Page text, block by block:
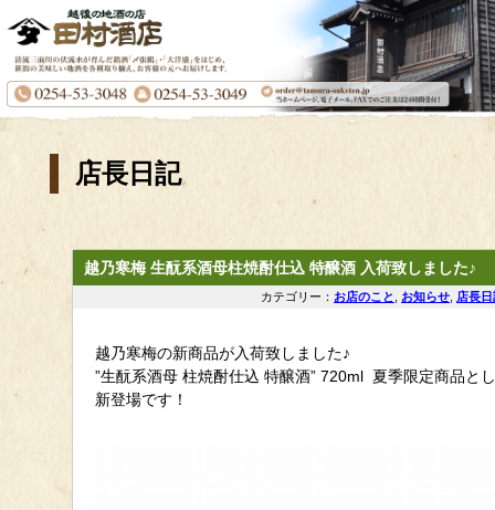
店長日記
越乃寒梅 生酛系酒母柱焼酎仕込 特醸酒 入荷致しました♪
カテゴリー： お店のこと お知らせ 店長日
越乃寒梅の新商品が入荷致しました♪
”生酛系酒母 柱焼酎仕込 特醸酒” 720ml 夏季限定商品と
新登場です！